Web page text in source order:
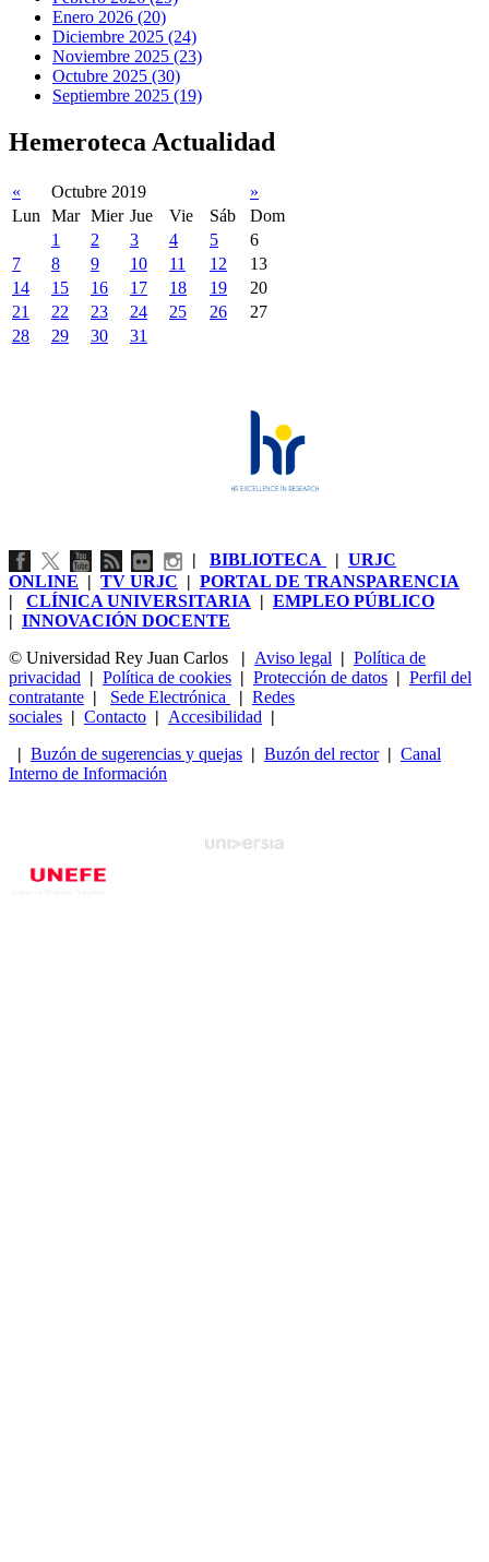
Enero 2026 (20)
Diciembre 2025 (24)
Noviembre 2025 (23)
Octubre 2025 (30)
Septiembre 2025 (19)
Hemeroteca Actualidad
« Octubre 2019
»
Lun
Mar Mier Jue Vie Sáb
Dom
1
2 3 4 5
6
7
8 9 10 11 12
13
14
15 16 17 18 19
20
21
22 23 24 25 26
27
28
29 30 31
| BIBLIOTECA | URJC
ONLINE | TV URJC | PORTAL DE TRANSPARENCIA
| CLÍNICA UNIVERSITARIA | EMPLEO PÚBLICO
| INNOVACIÓN DOCENTE
© Universidad Rey Juan Carlos
| Aviso legal | Política de
privacidad | Política de cookies | Protección de datos | Perfil del
contratante | Sede Electrónica | Redes
sociales | Contacto | Accesibilidad |
| Buzón de sugerencias y quejas | Buzón del rector| Canal
Interno de Información